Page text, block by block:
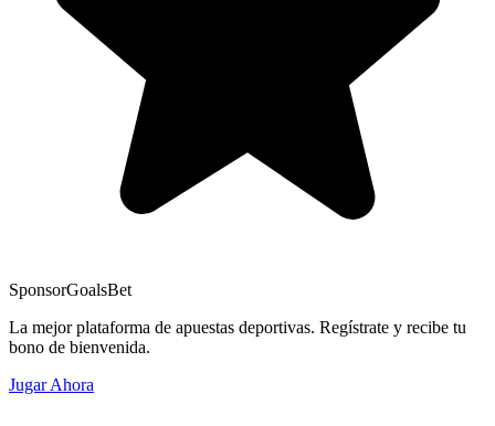
SponsorGoalsBet
La mejor plataforma de apuestas deportivas. Regístrate y recibe tu
bono de bienvenida.
Jugar Ahora